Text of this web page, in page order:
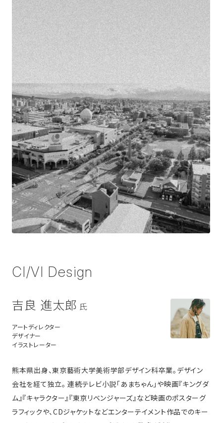
CI/VI Design
吉良 進太郎 氏
アートディレクター
デザイナー
イラストレーター
熊本県出身、東京藝術大学美術学部デザイン科卒業。デザイン
会社を経て独立。 連続テレビ小説「あまちゃん」や映画『キングダ
ム』『キャラクター』『東京リベンジャーズ』など映画のポスターグ
ラフィックや、CDジャケットなどエンターテイメント作品でのキー